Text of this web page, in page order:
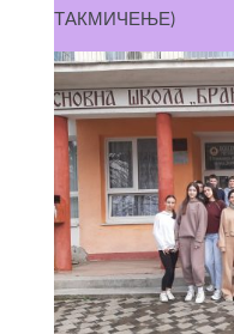
ТАКМИЧЕЊЕ)